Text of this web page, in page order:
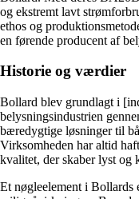
og ekstremt lavt
ethos og
en førende producent af
Historie og værdier
Bollard blev grundlagt i
belysningsindustrien
bæredygtige løsninger til
Virksomheden har altid
kvalitet, der skaber lyst
Et nøgleelement i Bollards